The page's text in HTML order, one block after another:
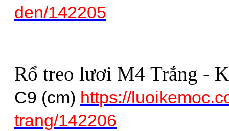
den/142205
Rổ treo lươi M4 Trắng -
C9 (cm) https://
trang/142206